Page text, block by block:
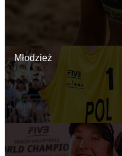
AKTUALNOŚCI
Młodzież